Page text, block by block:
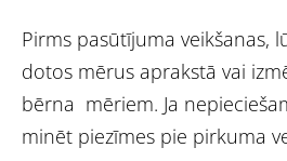
Pirms pasūtījuma veikšanas,
dotos mērus aprakstā vai
bērna mēriem. Ja
minēt piezīmes pie pirkuma